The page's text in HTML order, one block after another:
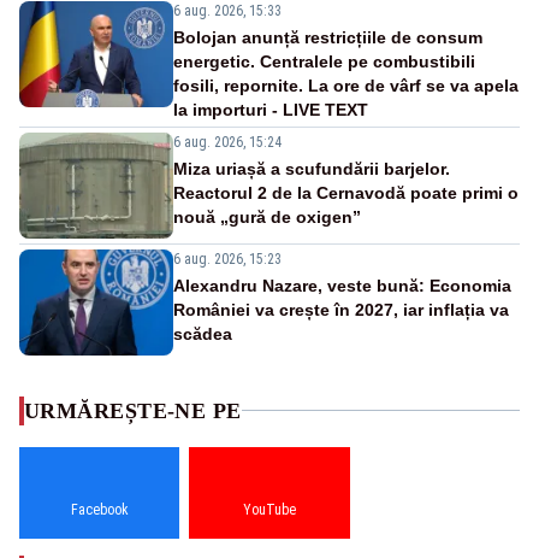
6 aug. 2026, 15:33
Bolojan anunță restricțiile de consum
energetic. Centralele pe combustibili
fosili, repornite. La ore de vârf se va apela
la importuri - LIVE TEXT
6 aug. 2026, 15:24
Miza uriașă a scufundării barjelor.
Reactorul 2 de la Cernavodă poate primi o
nouă „gură de oxigen”
6 aug. 2026, 15:23
Alexandru Nazare, veste bună: Economia
României va crește în 2027, iar inflația va
scădea
URMĂREȘTE-NE PE
Facebook YouTube